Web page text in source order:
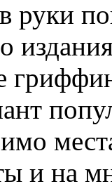
руки
и на